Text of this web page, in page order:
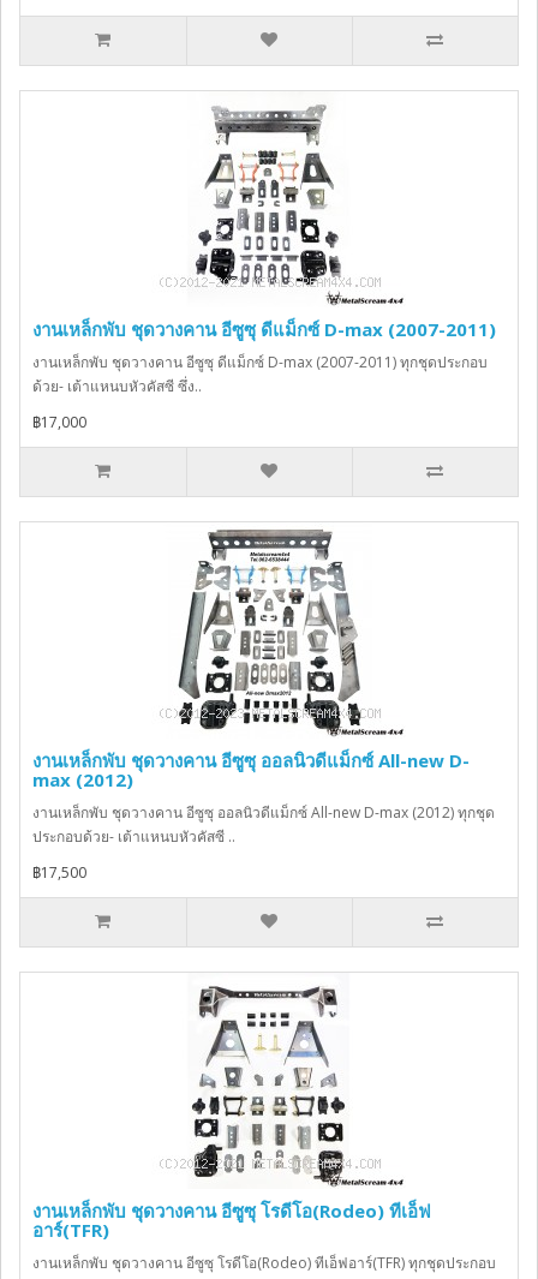
งานเหล็กพับ ชุดวางคาน อีซูซุ ดีแม็กซ์ D-max (2007-2011)
งานเหล็กพับ ชุดวางคาน อีซูซุ ดีแม็กซ์ D-max (2007-2011) ทุกชุดประกอบ
ด้วย- เต้าแหนบหัวคัสซี ซึ่ง..
฿17,000
งานเหล็กพับ ชุดวางคาน อีซูซุ ออลนิวดีแม็กซ์ All-new D-
max (2012)
งานเหล็กพับ ชุดวางคาน อีซูซุ ออลนิวดีแม็กซ์ All-new D-max (2012) ทุกชุด
ประกอบด้วย- เต้าแหนบหัวคัสซี ..
฿17,500
งานเหล็กพับ ชุดวางคาน อีซูซุ โรดีโอ(Rodeo) ทีเอ็ฟ
อาร์(TFR)
งานเหล็กพับ ชุดวางคาน อีซูซุ โรดีโอ(Rodeo) ทีเอ็ฟอาร์(TFR) ทุกชุดประกอบ